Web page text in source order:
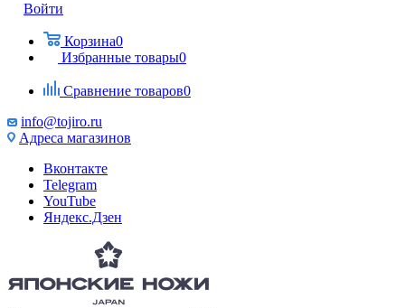
Войти
Корзина0
Избранные товары0
Сравнение товаров0
info@tojiro.ru
Адреса магазинов
Вконтакте
Telegram
YouTube
Яндекс.Дзен